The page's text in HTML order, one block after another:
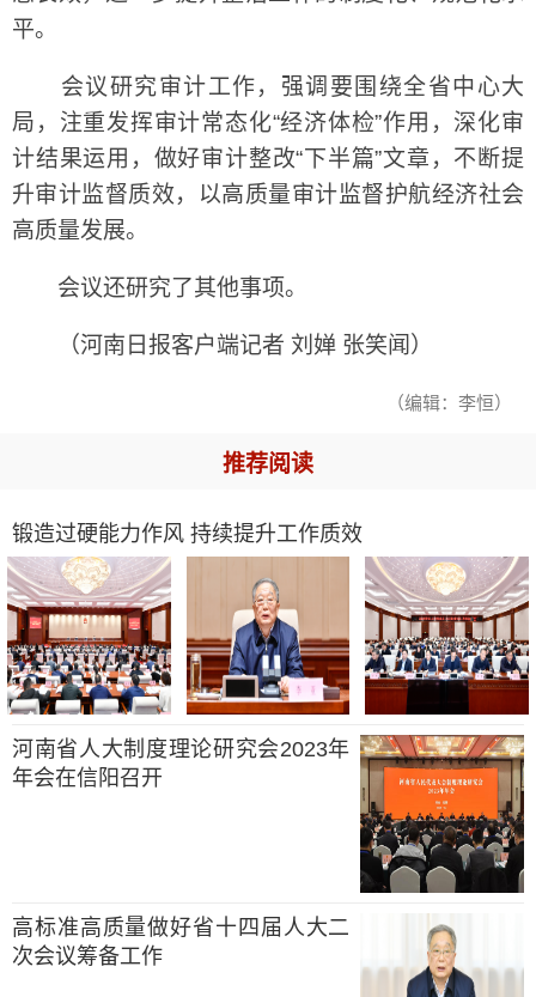
平。
会议研究审计工作，强调要围绕全省中心大
局，注重发挥审计常态化“经济体检”作用，深化审
计结果运用，做好审计整改“下半篇”文章，不断提
升审计监督质效，以高质量审计监督护航经济社会
高质量发展。
会议还研究了其他事项。
（河南日报客户端记者 刘婵 张笑闻）
（编辑：李恒）
推荐阅读
锻造过硬能力作风 持续提升工作质效
河南省人大制度理论研究会2023年
年会在信阳召开
高标准高质量做好省十四届人大二
次会议筹备工作